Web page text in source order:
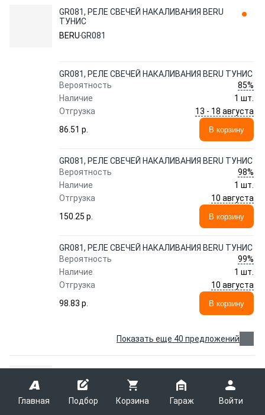
Главная Подбор Корзина Гараж Войти
GR081, РЕЛЕ СВЕЧЕЙ НАКАЛИВАНИЯ BERU
ТУНИС
BERUGR081
GR081, РЕЛЕ СВЕЧЕЙ НАКАЛИВАНИЯ BERU ТУНИС
Вероятность
85%
Наличие
1 шт.
Отгрузка
13 - 18 августа
86.51 p.
В корзину
GR081, РЕЛЕ СВЕЧЕЙ НАКАЛИВАНИЯ BERU ТУНИС
Вероятность
98%
Наличие
1 шт.
Отгрузка
10 августа
150.25 p.
В корзину
GR081, РЕЛЕ СВЕЧЕЙ НАКАЛИВАНИЯ BERU ТУНИС
Вероятность
99%
Наличие
1 шт.
Отгрузка
10 августа
98.83 p.
В корзину
Показать еще 40 предложений
BERUZSE126